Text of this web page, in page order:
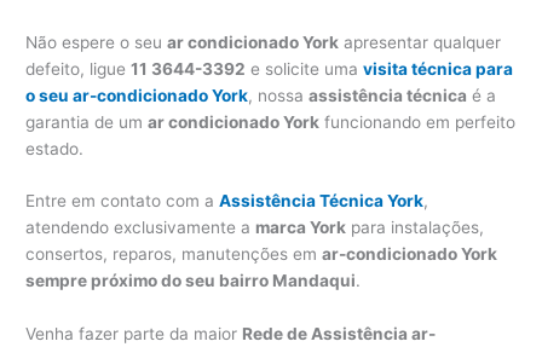
Não espere o seuar condicionado York apresentar qualquer
defeito, ligue11 3644-3392 e solicite umavisita técnica para
o seu ar-condicionado York, nossaassistência técnica é a
garantia de umar condicionado York funcionando em perfeito
estado.
Entre em contato com aAssistência Técnica York,
atendendo exclusivamente a marca York para instalações,
consertos, reparos, manutenções emar-condicionado York
sempre próximo do seu bairro Mandaqui.
Venha fazer parte da maior Rede de Assistência ar-